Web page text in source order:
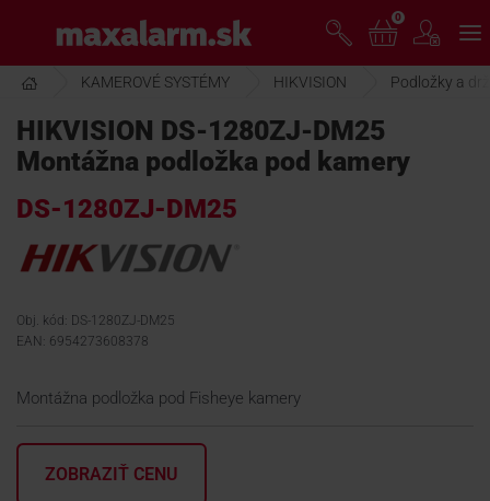
hlavnému
obsahu
www.maxalarm.sk
AKCIA MESIACA
PRODUKTY
SPOLOČNOSŤ
ŠKOLENIE
PODPORA
0
KAMEROVÉ SYSTÉMY HIKVISION Podložky a
HIKVISION DS-1280ZJ-DM25
Montážna podložka pod kamery
DS-1280ZJ-DM25
Obj. kód: DS-1280ZJ-DM25
EAN: 6954273608378
Montážna podložka pod Fisheye kamery
ZOBRAZIŤ CENU